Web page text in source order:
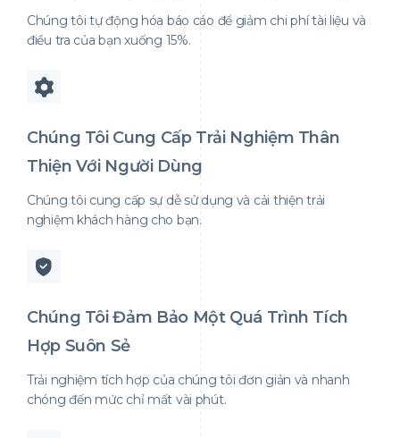
Chúng tôi tự động hóa báo cáo để giảm chi phí tài liệu và
điều tra của bạn xuống 15%.
Chúng Tôi Cung Cấp Trải Nghiệm Thân
Thiện Với Người Dùng
Chúng tôi cung cấp sự dễ sử dụng và cải thiện trải
nghiệm khách hàng cho bạn.
Chúng Tôi Đảm Bảo Một Quá Trình Tích
Hợp Suôn Sẻ
Trải nghiệm tích hợp của chúng tôi đơn giản và nhanh
chóng đến mức chỉ mất vài phút.